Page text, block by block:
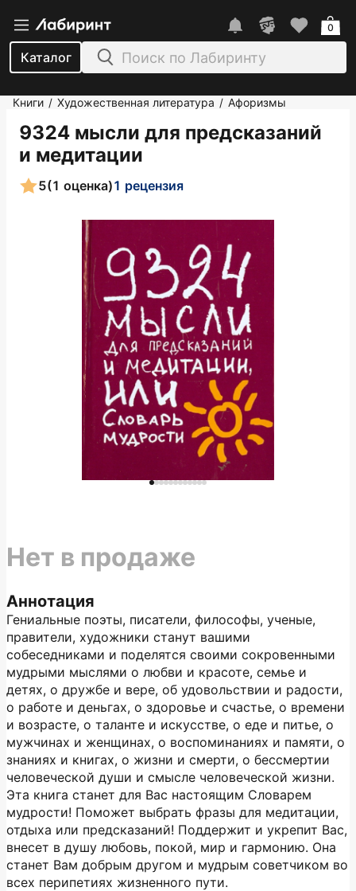
Каталог
0
Книги / Художественная литература / Афоризмы
9324 мысли для предсказаний
и медитации
5(1 оценка)1 рецензия
Аннотация
Гениальные поэты, писатели, философы, ученые,
правители, художники станут вашими
собеседниками и поделятся своими сокровенными
мудрыми мыслями о любви и красоте, семье и
детях, о дружбе и вере, об удовольствии и радости,
о работе и деньгах, о здоровье и счастье, о времени
и возрасте, о таланте и искусстве, о еде и питье, о
мужчинах и женщинах, о воспоминаниях и памяти, о
знаниях и книгах, о жизни и смерти, о бессмертии
человеческой души и смысле человеческой жизни.
Эта книга станет для Вас настоящим Словарем
мудрости! Поможет выбрать фразы для медитации,
отдыха или предсказаний! Поддержит и укрепит Вас,
внесет в душу любовь, покой, мир и гармонию. Она
станет Вам добрым другом и мудрым советчиком во
всех перипетиях жизненного пути.
Нет в продаже